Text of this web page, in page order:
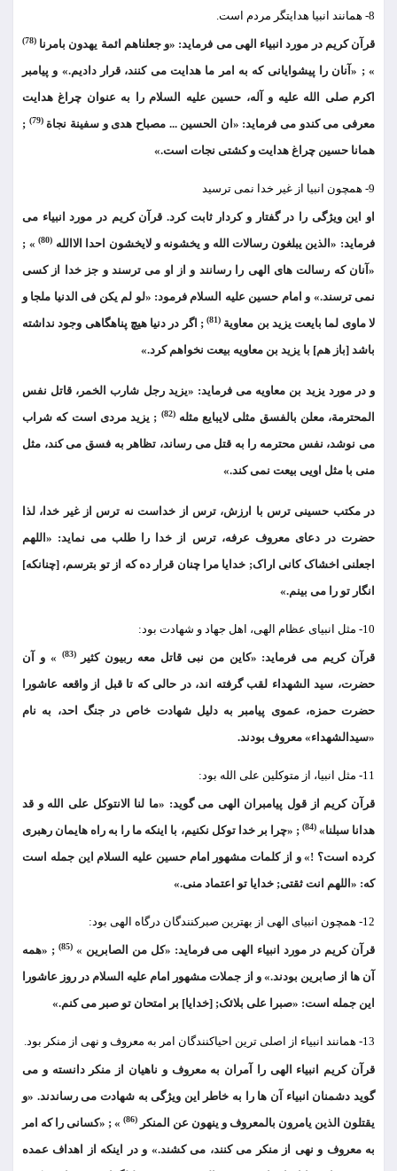
8- همانند انبیا هدایتگر مردم است.
قرآن کریم در مورد انبیاء الهی می فرماید: «و جعلناهم ائمة یهدون بامرنا (78)
» ; «آنان را پیشوایانی که به امر ما هدایت می کنند، قرار دادیم.» و پیامبر
اکرم صلی الله علیه و آله، حسین علیه السلام را به عنوان چراغ هدایت
معرفی می کندو می فرماید: «ان الحسین ... مصباح هدی و سفینة نجاة(79)
;
همانا حسین چراغ هدایت و کشتی نجات است.»
9- همچون انبیا از غیر خدا نمی ترسید
او این ویژگی را در گفتار و کردار ثابت کرد. قرآن کریم در مورد انبیاء می
فرماید: «الذین یبلغون رسالات الله و یخشونه و لایخشون احدا الاالله (80)
» ;
«آنان که رسالت های الهی را رسانند و از او می ترسند و جز خدا از کسی
نمی ترسند.» و امام حسین علیه السلام فرمود: «لو لم یکن فی الدنیا ملجا و
لا ماوی لما بایعت یزید بن معاویة (81)
; اگر در دنیا هیچ پناهگاهی وجود نداشته
باشد [باز هم] با یزید بن معاویه بیعت نخواهم کرد.»
و در مورد یزید بن معاویه می فرماید: «یزید رجل شارب الخمر، قاتل نفس
المحترمة، معلن بالفسق مثلی لایبایع مثله(82)
; یزید مردی است که شراب
می نوشد، نفس محترمه را به قتل می رساند، تظاهر به فسق می کند، مثل
منی با مثل اویی بیعت نمی کند.»
در مکتب حسینی ترس با ارزش، ترس از خداست نه ترس از غیر خدا، لذا
حضرت در دعای معروف عرفه، ترس از خدا را طلب می نماید: «اللهم
اجعلنی اخشاک کانی اراک; خدایا مرا چنان قرار ده که از تو بترسم، [چنانکه]
انگار تو را می بینم.»
10- مثل انبیای عظام الهی، اهل جهاد و شهادت بود:
قرآن کریم می فرماید: «کاین من نبی قاتل معه ربیون کثیر(83)
» و آن
حضرت، سید الشهداء لقب گرفته اند، در حالی که تا قبل از واقعه عاشورا
حضرت حمزه، عموی پیامبر به دلیل شهادت خاص در جنگ احد، به نام
«سیدالشهداء» معروف بودند.
11- مثل انبیا، از متوکلین علی الله بود:
قرآن کریم از قول پیامبران الهی می گوید: «ما لنا الانتوکل علی الله و قد
هدانا سبلنا»(84)
; «چرا بر خدا توکل نکنیم، با اینکه ما را به راه هایمان رهبری
کرده است؟ !» و از کلمات مشهور امام حسین علیه السلام این جمله است
که: «اللهم انت ثقتی; خدایا تو اعتماد منی.»
12- همچون انبیای الهی از بهترین صبرکنندگان درگاه الهی بود:
قرآن کریم در مورد انبیاء الهی می فرماید: «کل من الصابرین »(85)
; «همه
آن ها از صابرین بودند.» و از جملات مشهور امام علیه السلام در روز عاشورا
این جمله است: «صبرا علی بلائک; [خدایا] بر امتحان تو صبر می کنم.»
13- همانند انبیاء از اصلی ترین احیاکنندگان امر به معروف و نهی از منکر بود.
قرآن کریم انبیاء الهی را آمران به معروف و ناهیان از منکر دانسته و می
گوید دشمنان انبیاء آن ها را به خاطر این ویژگی به شهادت می رساندند. «و
یقتلون الذین یامرون بالمعروف و ینهون عن المنکر
(86)
» ; «کسانی را که امر
به معروف و نهی از منکر می کنند، می کشند.» و در اینکه از اهداف عمده